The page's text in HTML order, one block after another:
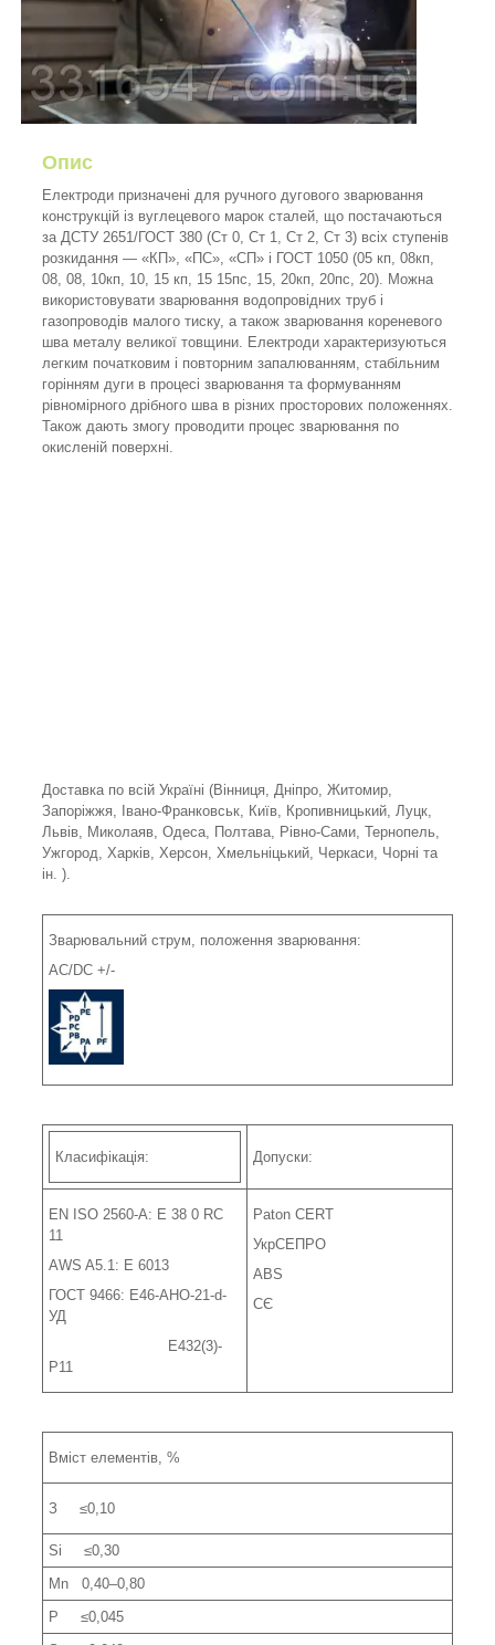
Опис
Електроди призначені для ручного дугового зварювання
конструкцій із вуглецевого марок сталей, що постачаються
за ДСТУ 2651/ГОСТ 380 (Ст 0, Ст 1, Ст 2, Ст 3) всіх ступенів
розкидання — «КП», «ПС», «СП» і ГОСТ 1050 (05 кп, 08кп,
08, 08, 10кп, 10, 15 кп, 15 15пс, 15, 20кп, 20пс, 20). Можна
використовувати зварювання водопровідних труб і
газопроводів малого тиску, а також зварювання кореневого
шва металу великої товщини. Електроди характеризуються
легким початковим і повторним запалюванням, стабільним
горінням дуги в процесі зварювання та формуванням
рівномірного дрібного шва в різних просторових положеннях.
Також дають змогу проводити процес зварювання по
окисленій поверхні.
Вміст елементів, %
З ≤0,10
Si ≤0,30
Mn 0,40–0,80
P ≤0,045
Класифікація: Допуски:
EN ISO 2560-A: E 38 0 RC
11
AWS A5.1: E 6013
ГОСТ 9466: Е46-АНО-21-d-
УД
Е432(3)-
Р11
Paton CERT
УкрСЕПРО
ABS
СЄ
Зварювальний струм, положення зварювання:
АС/DC +/-
Доставка по всій Україні (Вінниця, Дніпро, Житомир,
Запоріжжя, Івано-Франковськ, Київ, Кропивницький, Луцк,
Львів, Миколаяв, Одеса, Полтава, Рівно-Сами, Тернопель,
Ужгород, Харків, Херсон, Хмельніцький, Черкаси, Чорні та
ін. ).